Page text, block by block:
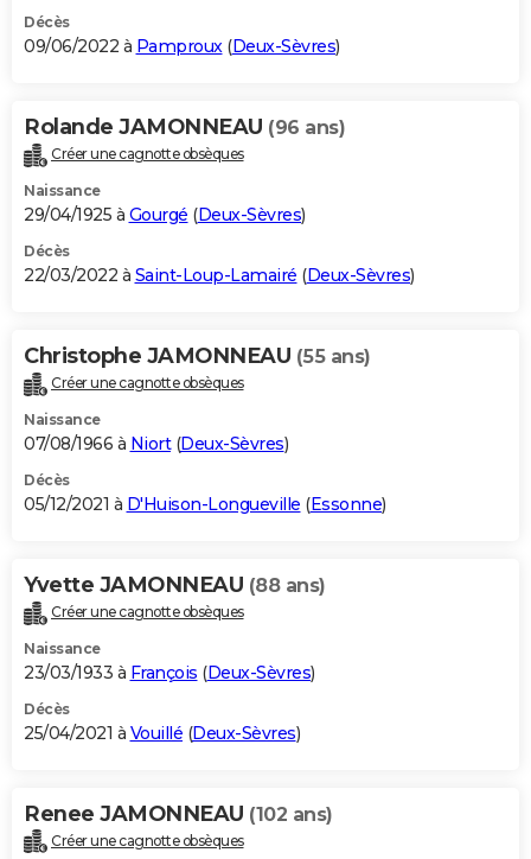
Décès
09/06/2022 à Pamproux(Deux-Sèvres)
Rolande JAMONNEAU (96 ans)
Créer une cagnotte obsèques
Naissance
29/04/1925 à Gourgé (Deux-Sèvres)
Décès
22/03/2022 à Saint-Loup-Lamairé (Deux-Sèvres)
Christophe JAMONNEAU (55 ans)
Créer une cagnotte obsèques
Naissance
07/08/1966 à Niort(Deux-Sèvres)
Décès
05/12/2021 à D'Huison-Longueville (Essonne)
Yvette JAMONNEAU (88 ans)
Créer une cagnotte obsèques
Naissance
23/03/1933 à François (Deux-Sèvres)
Décès
25/04/2021 à Vouillé (Deux-Sèvres)
Renee JAMONNEAU (102 ans)
Créer une cagnotte obsèques